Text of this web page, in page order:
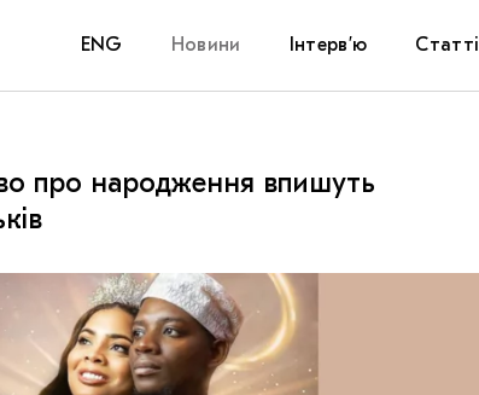
ENG Новини Інтерв’ю Статті
про народження впишуть